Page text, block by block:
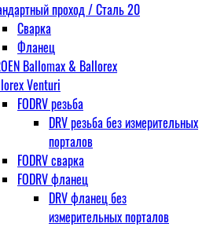
проход / Cталь 20
Сварка
Фланец
Ballomax & Ballorex
Venturi
FODRV резьба
DRV резьба без измерительных
порталов
FODRV сварка
FODRV фланец
DRV фланец без
измерительных порталов